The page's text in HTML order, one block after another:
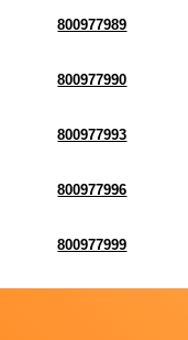
800977989
800977990
800977993
800977996
800977999